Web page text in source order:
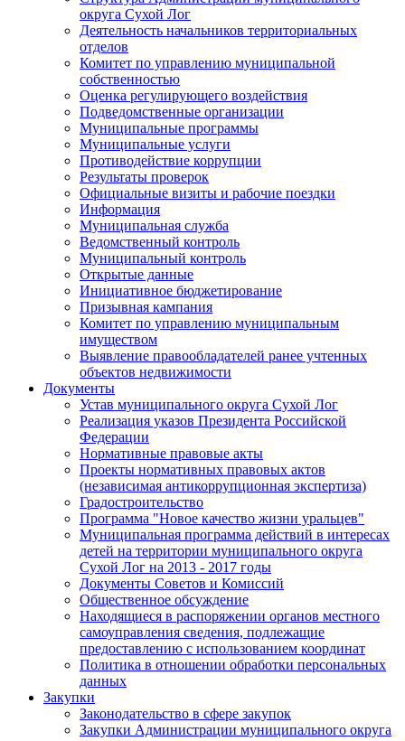
округа Сухой Лог
Деятельность начальников территориальных
отделов
Комитет по управлению муниципальной
собственностью
Оценка регулирующего воздействия
Подведомственные организации
Муниципальные программы
Муниципальные услуги
Противодействие коррупции
Результаты проверок
Официальные визиты и рабочие поездки
Информация
Муниципальная служба
Ведомственный контроль
Муниципальный контроль
Открытые данные
Инициативное бюджетирование
Призывная кампания
Комитет по управлению муниципальным
имуществом
Выявление правообладателей ранее учтенных
объектов недвижимости
Документы
Устав муниципального округа Сухой Лог
Реализация указов Президента Российской
Федерации
Нормативные правовые акты
Проекты нормативных правовых актов
(независимая антикоррупционная экспертиза)
Градостроительство
Программа "Новое качество жизни уральцев"
Муниципальная программа действий в интересах
детей на территории муниципального округа
Сухой Лог на 2013 - 2017 годы
Документы Советов и Комиссий
Общественное обсуждение
Находящиеся в распоряжении органов местного
самоуправления сведения, подлежащие
предоставлению с использованием координат
Политика в отношении обработки персональных
данных
Закупки
Законодательство в сфере закупок
Закупки Администрации муниципального округа